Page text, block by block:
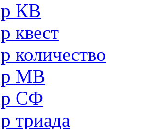
КВ
квест
количество
МВ
СФ
триада